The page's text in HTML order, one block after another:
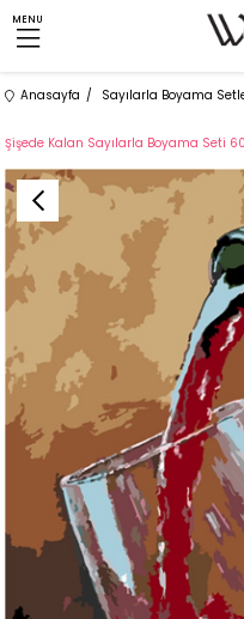
MENU
Anasayfa Sayılarla Boyama
Şişede Kalan Sayılarla Boyama Seti